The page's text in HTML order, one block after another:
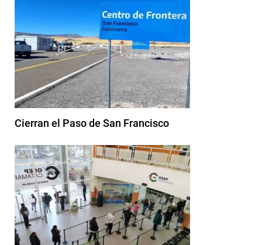
Cierran el Paso de San Francisco